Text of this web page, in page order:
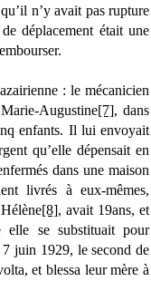
n’y avait pas rupture
déplacement était une
: le mécanicien
Augustine[7], dans
enfants. Il lui envoyait
qu’elle dépensait en
dans une maison
livrés à eux-mêmes,
[8], avait 19ans, et
elle se substituait pour
7 juin 1929, le second de
et blessa leur mère à